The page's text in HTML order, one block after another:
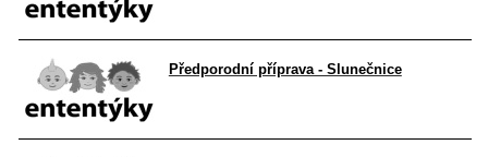
Předporodní příprava - Slunečnice